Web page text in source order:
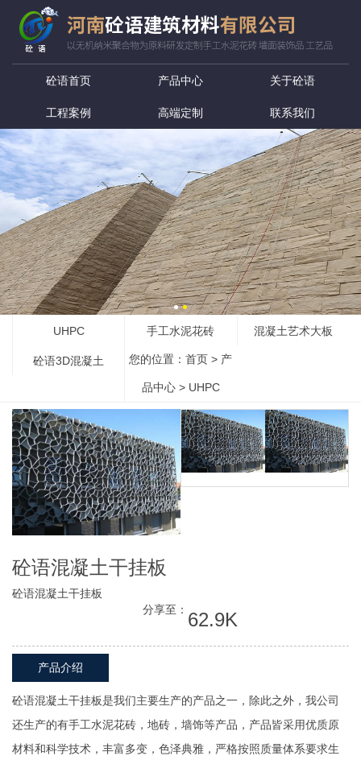
砼语首页 产品中心 关于砼语
工程案例 高端定制 联系我们
UHPC 手工水泥花砖 混凝土艺术大板
砼语3D混凝土 您的位置：首页 > 产
品中心> UHPC
砼语混凝土干挂板
砼语混凝土干挂板
分享至： 62.9K
产品介绍
砼语混凝土干挂板是我们主要生产的产品之一，除此之外，我公司
还生产的有手工水泥花砖，地砖，墙饰等产品，产品皆采用优质原
材料和科学技术，丰富多变，色泽典雅，严格按照质量体系要求生